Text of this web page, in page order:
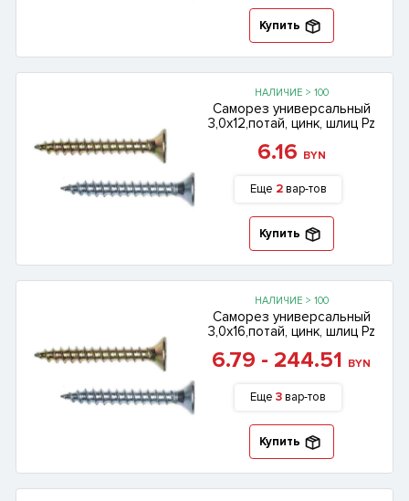
Купить
НАЛИЧИЕ > 100
Саморез универсальный
3,0х12,потай, цинк, шлиц Pz
6.16 BYN
Еще 2 вар-тов
Купить
НАЛИЧИЕ > 100
Саморез универсальный
3,0х16,потай, цинк, шлиц Pz
6.79 - 244.51 BYN
Еще 3вар-тов
Купить